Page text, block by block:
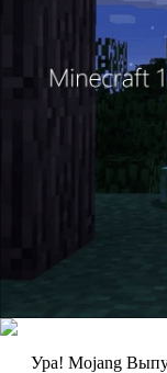
Ура! Mojang